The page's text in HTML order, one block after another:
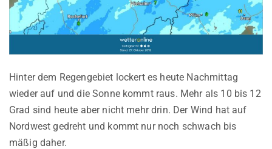
Hinter dem Regengebiet lockert es heute Nachmittag
wieder auf und die Sonne kommt raus. Mehr als 10 bis 12
Grad sind heute aber nicht mehr drin. Der Wind hat auf
Nordwest gedreht und kommt nur noch schwach bis
mäßig daher.